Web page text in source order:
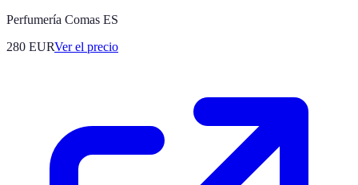
Perfumería Comas ES
280 EURVer el precio